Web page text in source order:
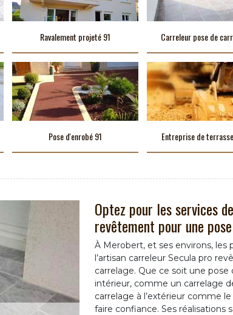
Ravalement projeté 91 Carreleur pose de
Pose d'enrobé 91 Entreprise de
Optez pour les services
revêtement pour une
À Merobert, et ses environs, les
l’artisan carreleur Secula pro
carrelage. Que ce soit une pose
intérieur, comme un carrelage
carrelage à l’extérieur comme
faire confiance. Ses réalisations